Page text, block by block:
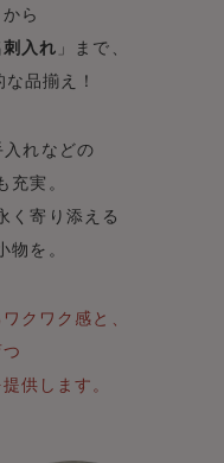
から
入れ 」まで、
品揃え！
れなどの
実。
く寄り添える
を。
クワク感と、
供します。